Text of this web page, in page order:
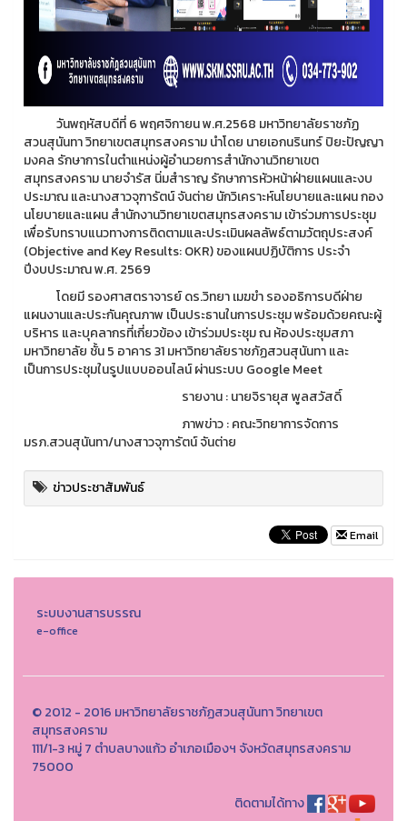
วันพฤหัสบดีที่ 6 พฤศจิกายน พ.ศ.2568 มหาวิทยาลัยราชภัฏ
สวนสุนันทา วิทยาเขตสมุทรสงคราม นำโดย นายเอกนรินทร์ ปิยะปัญญา
มงคล รักษาการในตำแหน่งผู้อำนวยการสำนักงานวิทยาเขต
สมุทรสงคราม นายจำรัส นิ่มสำราญ รักษาการหัวหน้าฝ่ายแผนและงบ
ประมาณ และนางสาวจุฑารัตน์ จันต่าย นักวิเคราะห์นโยบายและแผน กอง
นโยบายและแผน สำนักงานวิทยาเขตสมุทรสงคราม เข้าร่วมการประชุม
เพื่อรับทราบแนวทางการติดตามและประเมินผลลัพธ์ตามวัตถุประสงค์
(Objective and Key Results: OKR) ของแผนปฏิบัติการ ประจำ
ปีงบประมาณ พ.ศ. 2569
โดยมี รองศาสตราจารย์ ดร.วิทยา เมฆขำ รองอธิการบดีฝ่าย
แผนงานและประกันคุณภาพ เป็นประธานในการประชุม พร้อมด้วยคณะผู้
บริหาร และบุคลากรที่เกี่ยวข้อง เข้าร่วมประชุม ณ ห้องประชุมสภา
มหาวิทยาลัย ชั้น 5 อาคาร 31 มหาวิทยาลัยราชภัฏสวนสุนันทา และ
เป็นการประชุมในรูปแบบออนไลน์ ผ่านระบบ Google Meet
รายงาน : นายจิรายุส พูลสวัสดิ์
ภาพข่าว : คณะวิทยาการจัดการ
มรภ.สวนสุนันทา/นางสาวจุฑารัตน์ จันต่าย
ข่าวประชาสัมพันธ์
Email
ระบบงานสารบรรณ
e-office
© 2012 - 2016 มหาวิทยาลัยราชภัฏสวนสุนันทา วิทยาเขต
สมุทรสงคราม
111/1-3 หมู่ 7 ตำบลบางแก้ว อำเภอเมืองฯ จังหวัดสมุทรสงคราม
75000
ติดตามได้ทาง